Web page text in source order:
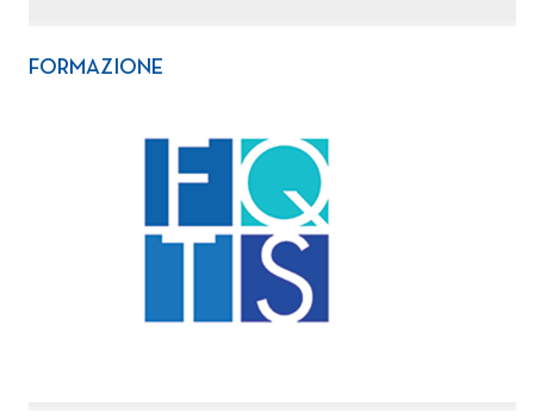
FORMAZIONE